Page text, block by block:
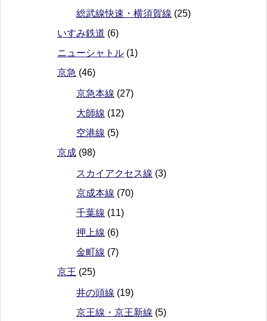
総武線快速・横須賀線 (25)
いすみ鉄道 (6)
ニューシャトル (1)
京急 (46)
京急本線 (27)
大師線 (12)
空港線 (5)
京成 (98)
スカイアクセス線 (3)
京成本線 (70)
千葉線 (11)
押上線 (6)
金町線 (7)
京王 (25)
井の頭線 (19)
京王線・京王新線 (5)